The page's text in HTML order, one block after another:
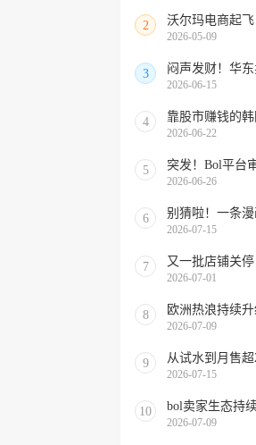
2 沃尔玛电商起飞
2026-05-09
3
2026-06-15
4 靠股市赚钱的
2026-06-22
5 突发！Bol平台
2026-06-26
6 别猜啦！一条
2026-07-15
7 又一批店铺关
2026-07-01
8
2026-07-09
9
2026-07-15
10
2026-07-09